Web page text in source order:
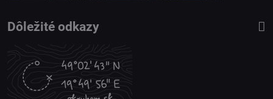
Dôležité odkazy